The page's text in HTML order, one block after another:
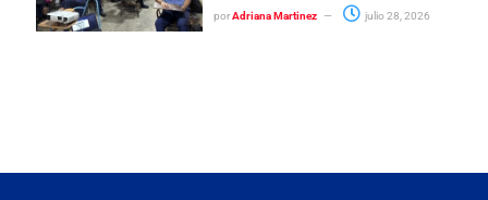
por Adriana Martinez julio 28, 2026